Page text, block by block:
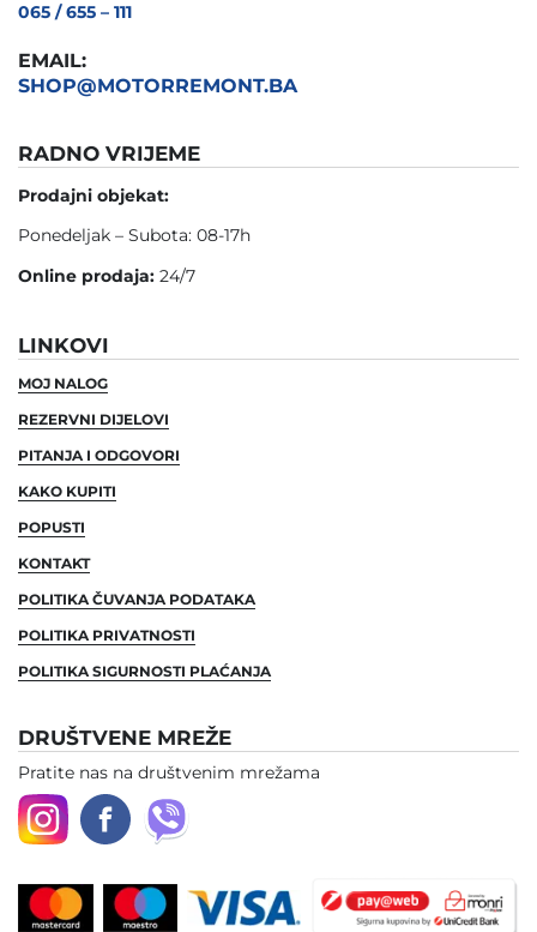
065 / 655 – 111
EMAIL:
SHOP@MOTORREMONT.BA
RADNO VRIJEME
Prodajni objekat:
Ponedeljak – Subota: 08-17h
Online prodaja: 24/7
LINKOVI
MOJ NALOG
REZERVNI DIJELOVI
PITANJA I ODGOVORI
KAKO KUPITI
POPUSTI
KONTAKT
POLITIKA ČUVANJA PODATAKA
POLITIKA PRIVATNOSTI
POLITIKA SIGURNOSTI PLAĆANJA
DRUŠTVENE MREŽE
Pratite nas na društvenim mrežama